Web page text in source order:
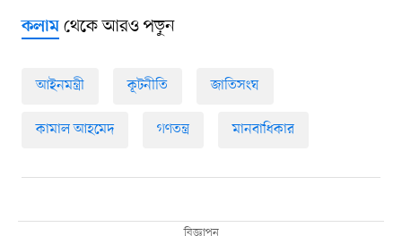
কলামথেকে আরও পড়ুন
আইনমন্ত্রী কূটনীতি জাতিসংঘ
কামাল আহমেদ গণতন্ত্র মানবাধিকার